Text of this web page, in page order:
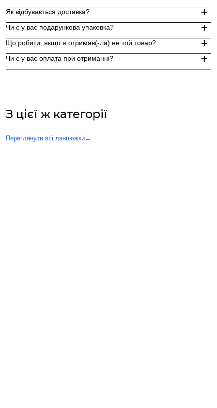
Замовлення, оформлені до 15:00, відправляються в той же
Індивідуальні замовлення (гравіювання, вироби з перлин
Як відбувається доставка?
Доставка по Україні - Безкоштовно від 3000 грн.
За додаткову по Європі та світу , служба доставки "Укр
Чи є у вас подарункова упаковка?
Так, ми надаємо стильну фірмову упаковку до кожного
Що робити, якщо я отримав(-ла) не той товар?
Чи є у вас оплата при отриманні?
З цієї ж категорії
Переглянути всі ланцюжки→